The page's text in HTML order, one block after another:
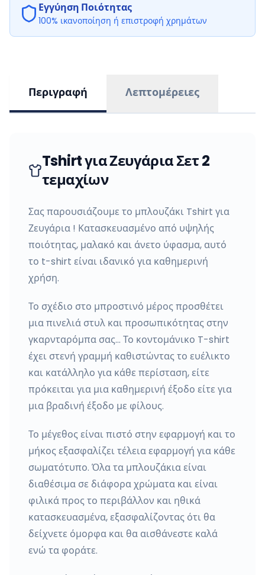
Εγγύηση Ποιότητας
100% ικανοποίηση ή επιστροφή χρημάτων
Περιγραφή Λεπτομέρειες
Tshirt για Ζευγάρια Σετ 2
τεμαχίων
Σας παρουσιάζουμε το μπλουζάκι Tshirt για
Ζευγάρια ! Κατασκευασμένο από υψηλής
ποιότητας, μαλακό και άνετο ύφασμα, αυτό
το t-shirt είναι ιδανικό για καθημερινή
χρήση.
Το σχέδιο στο μπροστινό μέρος προσθέτει
μια πινελιά στυλ και προσωπικότητας στην
γκαρνταρόμπα σας… Το κοντομάνικο T-shirt
έχει στενή γραμμή καθιστώντας το ευέλικτο
και κατάλληλο για κάθε περίσταση, είτε
πρόκειται για μια καθημερινή έξοδο είτε για
μια βραδινή έξοδο με φίλους.
Το μέγεθος είναι πιστό στην εφαρμογή και το
μήκος εξασφαλίζει τέλεια εφαρμογή για κάθε
σωματότυπο. Όλα τα μπλουζάκια είναι
διαθέσιμα σε διάφορα χρώματα και είναι
φιλικά προς το περιβάλλον και ηθικά
κατασκευασμένα, εξασφαλίζοντας ότι θα
δείχνετε όμορφα και θα αισθάνεστε καλά
ενώ τα φοράτε.